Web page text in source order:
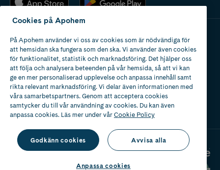
Apotek med tillstånd
av Läkemedelsverket
Cookies på Apohem
På Apohem använder vi oss av cookies som är nödvändiga för
att hemsidan ska fungera som den ska. Vi använder även cookies
för funktionalitet, statistik och marknadsföring. Det hjälper oss
att följa och analysera beteenden på vår hemsida, så att vi kan
ge en mer personaliserad upplevelse och anpassa innehåll samt
rikta relevant marknadsföring. Vi delar även informationen med
våra samarbetspartners. Genom att acceptera cookies
samtycker du till vår användning av cookies. Du kan även
anpassa cookies. Läs mer under vårCookie Policy
Godkänn cookies Avvisa alla
Anpassa cookies